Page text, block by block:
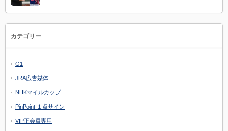
カテゴリー
G1
JRA広告媒体
NHKマイルカップ
PinPoint １点サイン
VIP正会員専用